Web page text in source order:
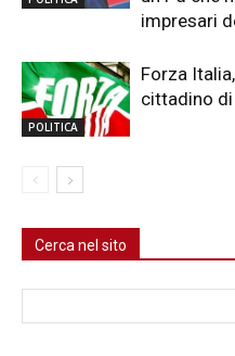
impresari
POLITICA
Forza
cittadino
Cerca nel sito